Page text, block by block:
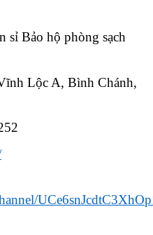
Bảo hộ phòng sạch
Lộc A, Bình Chánh,